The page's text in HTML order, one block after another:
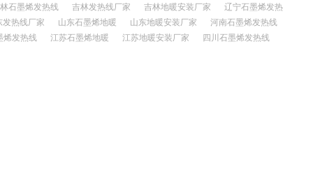
石墨烯发热线 吉林发热线厂家 吉林地暖安装厂家
辽宁石墨烯发热
发热线厂家 山东石墨烯地暖 山东地暖安装厂家
河南石墨烯发热线
烯发热线 江苏石墨烯地暖 江苏地暖安装厂家
四川石墨烯发热线